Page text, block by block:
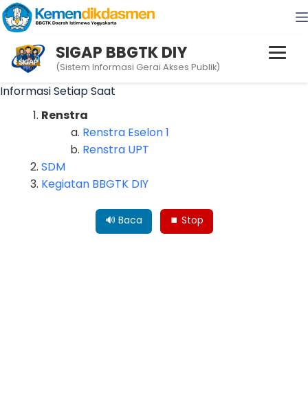
SIGAP BBGTK DIY
(Sistem Informasi Gerai Akses Publik)
Informasi Setiap Saat
Renstra
Renstra Eselon 1
Renstra UPT
SDM
Kegiatan BBGTK DIY
🔊 Baca ⏹ Stop